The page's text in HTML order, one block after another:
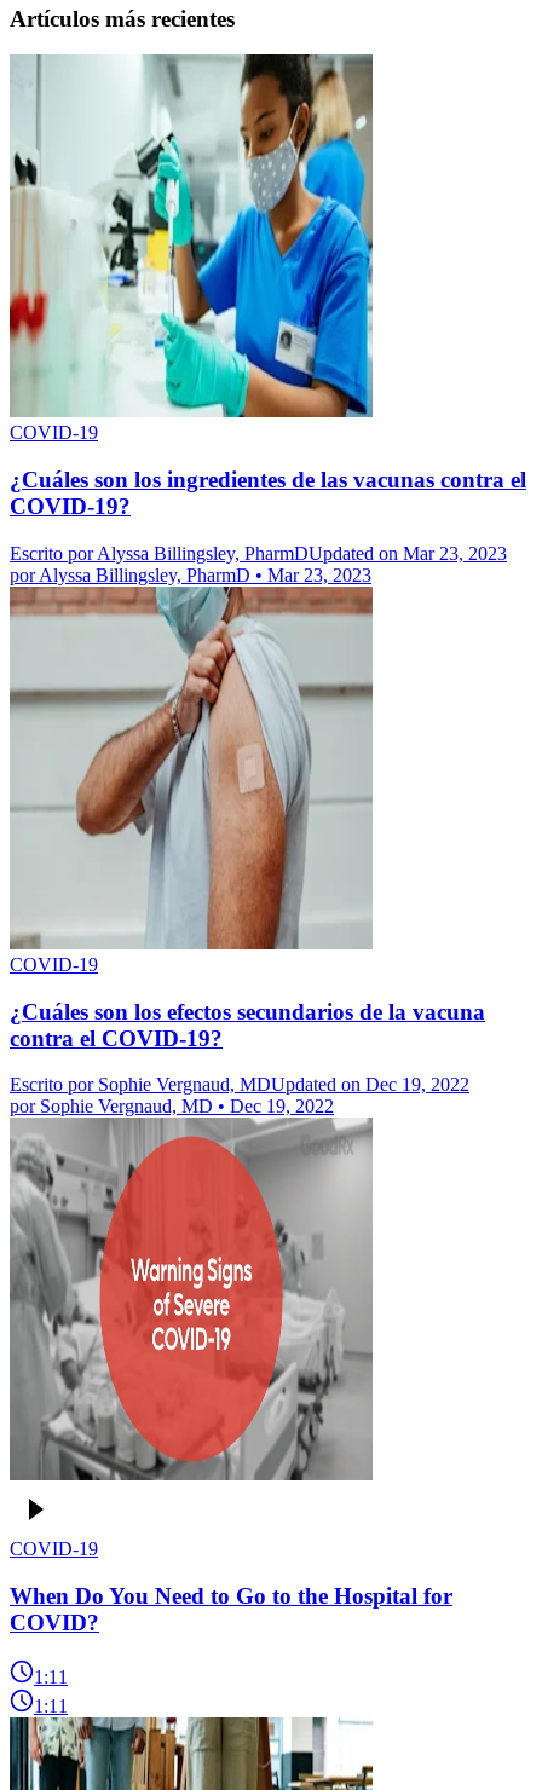
Artículos más recientes
COVID-19
¿Cuáles son los ingredientes de las vacunas contra el
COVID-19?
Escrito por Alyssa Billingsley, PharmDUpdated on Mar 23, 2023
por Alyssa Billingsley, PharmD • Mar 23, 2023
COVID-19
¿Cuáles son los efectos secundarios de la vacuna
contra el COVID-19?
Escrito por Sophie Vergnaud, MDUpdated on Dec 19, 2022
por Sophie Vergnaud, MD • Dec 19, 2022
COVID-19
When Do You Need to Go to the Hospital for
COVID?
1:11
1:11